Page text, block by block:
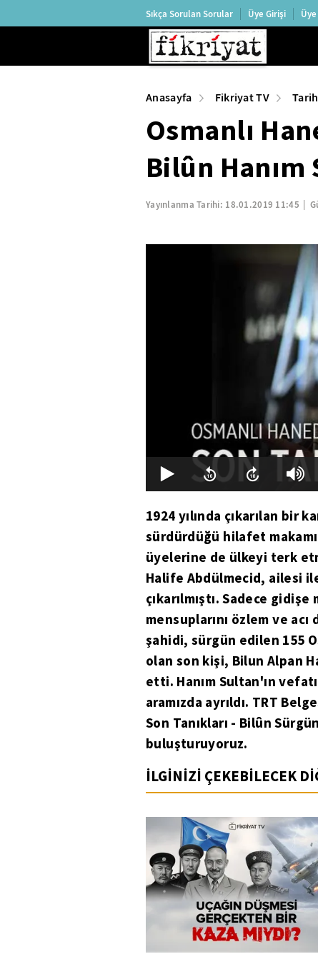
Sıkça Sorulan Sorular Üye Girişi
Anasayfa Fikriyat TV Tarih
Osmanlı
Bilûn Hanım
Yayınlanma Tarihi: 18.01.2019 11:45
1924 yılında çıkarılan bir
sürdürdüğü hilafet makamı
üyelerine de ülkeyi terk
Halife Abdülmecid, ailesi
çıkarılmıştı. Sadece
mensuplarını özlem ve
şahidi, sürgün edilen 155
olan son kişi, Bilun Alpan
etti. Hanım Sultan'ın
aramızda ayrıldı. TRT
Son Tanıkları - Bilûn
buluşturuyoruz.
İLGİNİZİ ÇEKEBİLECEK